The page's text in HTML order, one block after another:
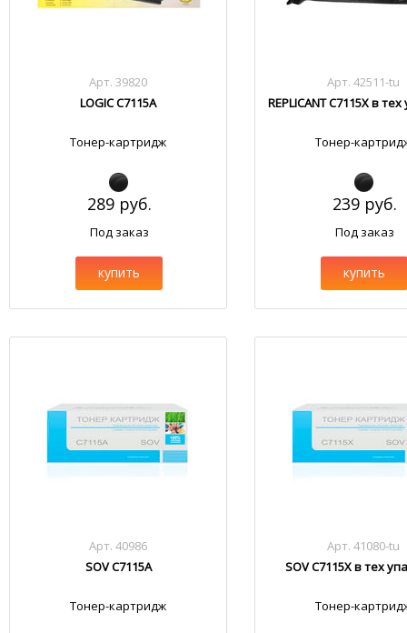
Арт. 39820
LOGIC C7115A
Тонер-картридж
289 руб.
Под заказ
купить
Арт. 42511-tu
REPLICANT C7115X в
Тонер-
239 руб.
Под заказ
купить
Арт. 40986
SOV C7115A
Тонер-картридж
Арт. 41080-tu
SOV C7115X в тех
Тонер-